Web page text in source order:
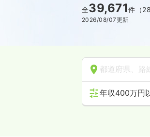
全39,671件（
2026/08/07更新
都道府県、路
年収400万円